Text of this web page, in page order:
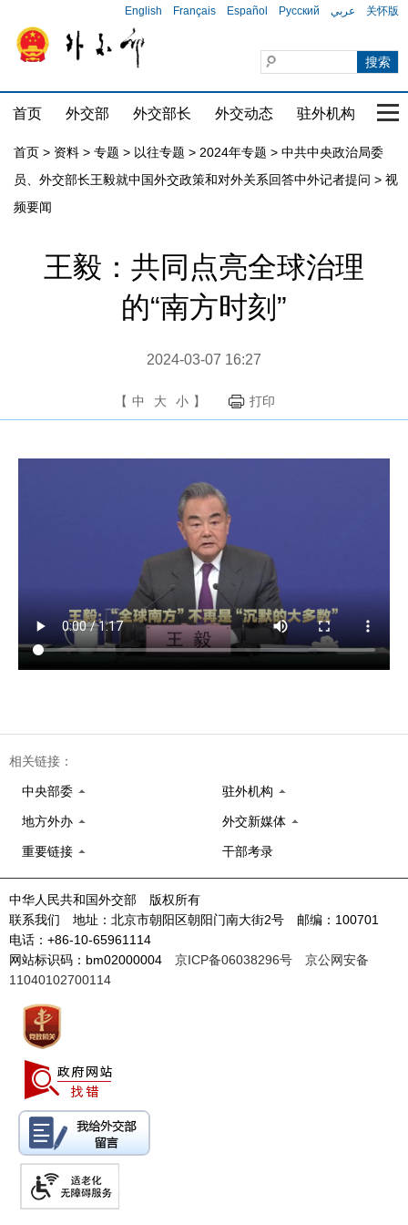
English Français Español Русский عربي 关怀版
首页 外交部 外交部长 外交动态 驻外机构 国
首页 > 资料 > 专题 > 以往专题 > 2024年专题 > 中共中央政治局委
员、外交部长王毅就中国外交政策和对外关系回答中外记者提问 > 视
频要闻
王毅：共同点亮全球治理
的“南方时刻”
2024-03-07 16:27
【 中 大 小 】 打印
相关链接：
中央部委 驻外机构
地方外办 外交新媒体
重要链接 干部考录
中华人民共和国外交部 版权所有
联系我们 地址：北京市朝阳区朝阳门南大街2号 邮编：100701
电话：+86-10-65961114
网站标识码：bm02000004 京ICP备06038296号
京公网安备
11040102700114